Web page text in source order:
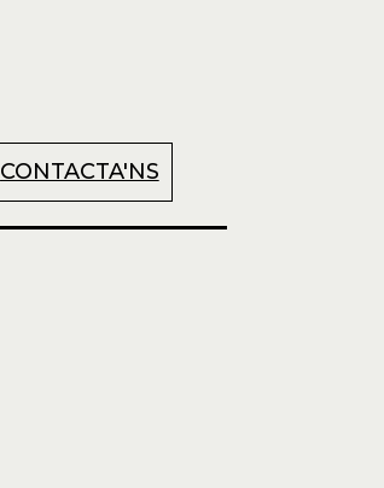
CONTACTA'NS